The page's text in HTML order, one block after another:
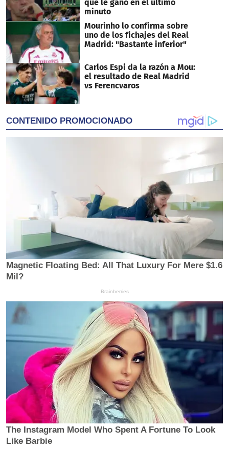
que le ganó en el último
minuto
Mourinho lo confirma sobre
uno de los fichajes del Real
Madrid: "Bastante inferior"
Carlos Espi da la razón a Mou:
el resultado de Real Madrid
vs Ferencvaros